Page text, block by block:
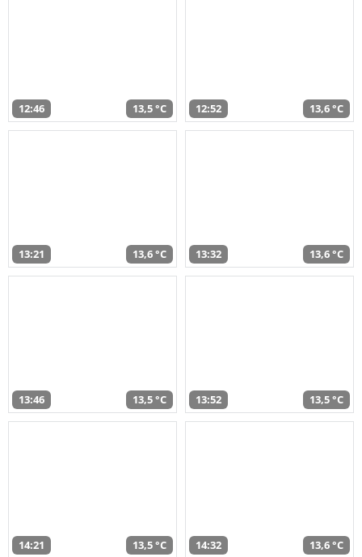
12:46 13,5 °C 12:52 13,6 °C
13:21 13,6 °C 13:32 13,6 °C
13:46 13,5 °C 13:52 13,5 °C
14:21 13,5 °C 14:32 13,6 °C